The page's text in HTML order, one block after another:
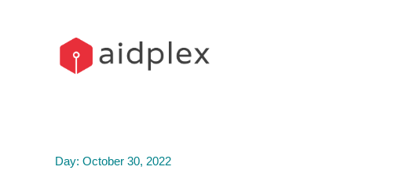
Day: October 30, 2022